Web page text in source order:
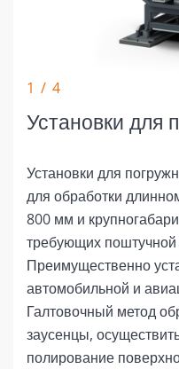
1 / 4
Установки для
Установки для
для обработки
800 мм и
требующих поштучной
Преимущественно
автомобильной и
Галтовочный метод
заусенцы,
полирование